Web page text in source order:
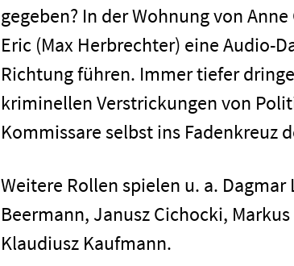
gegeben? In der Wohnung von
Eric (Max Herbrechter) eine Audio-
Richtung führen. Immer tiefer
kriminellen Verstrickungen von
Kommissare selbst ins Fadenkreuz
Weitere Rollen spielen u. a.
Beermann, Janusz Cichocki,
Klaudiusz Kaufmann.
Home
Unternehmen
Presse
Karriere